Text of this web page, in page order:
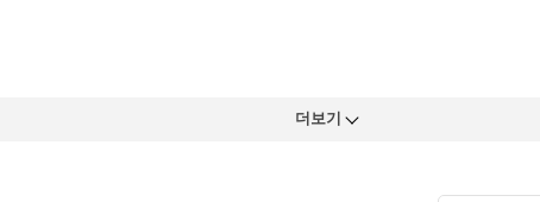
더보기